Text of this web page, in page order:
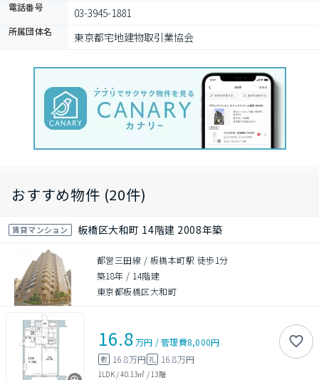
電話番号 03-3945-1881
所属団体名 東京都宅地建物取引業協会
おすすめ物件 (20件)
賃貸マンション 板橋区大和町 14階建 2008年築
都営三田線 / 板橋本町駅 徒歩1分
築18年 / 14階建
東京都板橋区大和町
16.8万円 /管理費8,000円
敷 16.8万円 礼 16.8万円
1LDK/40.13㎡ / 13階